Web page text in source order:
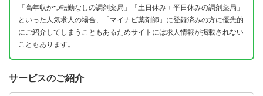
「高年収かつ転勤なしの調剤薬局」「土日休み＋平日休みの調剤薬局」
といった人気求人の場合、「マイナビ薬剤師」に登録済みの方に優先的
にご紹介してしまうこともあるためサイトには求人情報が掲載されない
こともあります。
サービスのご紹介